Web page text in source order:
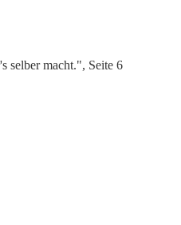
selber macht.", Seite 6